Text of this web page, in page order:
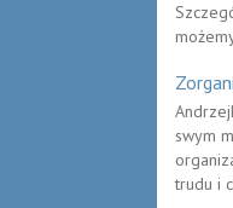
swym
trudu i